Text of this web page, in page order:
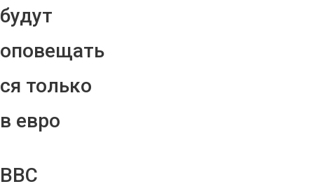
будут
оповещать
ся только
в евро
ВВС